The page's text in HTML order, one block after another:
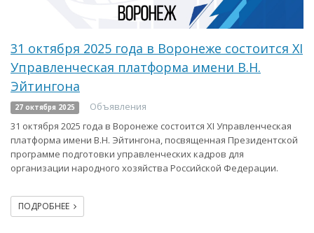
31 октября 2025 года в Воронеже состоится XI
Управленческая платформа имени В.Н.
Эйтингона
27 октября 2025
Объявления
31 октября 2025 года в Воронеже состоится XI Управленческая
платформа имени В.Н. Эйтингона, посвященная Президентской
программе подготовки управленческих кадров для
организации народного хозяйства Российской Федерации.
ПОДРОБНЕЕ